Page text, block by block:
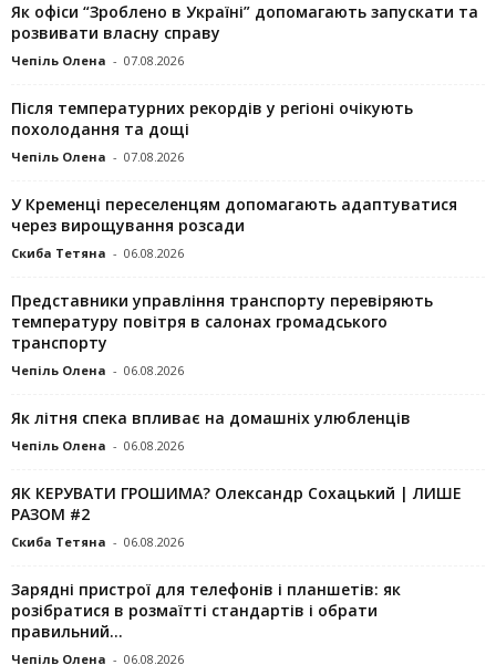
Як офіси “Зроблено в Україні” допомагають запускaти та
розвивати власну справу
Чепіль Олена - 07.08.2026
Після температурних рекордів у регіоні очікують
похолодання та дощі
Чепіль Олена - 07.08.2026
У Кременці переселенцям допомагають адаптуватися
через вирощування розсади
Скиба Тетяна - 06.08.2026
Представники управління транспорту перевіряють
температуру повітря в салонах громадського
транспорту
Чепіль Олена - 06.08.2026
Як літня спека впливає на домашніх улюбленців
Чепіль Олена - 06.08.2026
ЯК КЕРУВАТИ ГРОШИМА? Олександр Сохацький | ЛИШЕ
РАЗОМ #2
Скиба Тетяна - 06.08.2026
Зарядні пристрої для телефонів і планшетів: як
розібратися в розмаїтті стандартів і обрати
правильний...
Чепіль Олена - 06.08.2026